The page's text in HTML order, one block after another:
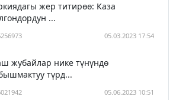
жер титирөө: Каза
...
05.03.2023 17:54
жубайлар нике түнүндө
түрд...
05.06.2023 10:51